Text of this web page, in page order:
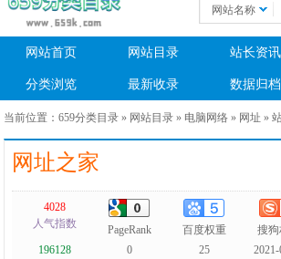
网站名称
网站首页 网站目录 站长资讯
分类浏览 最新收录 数据归档
当前位置：659分类目录 » 网站目录 » 电脑网络 » 网址 »
网址之家
4028
人气指数
PageRank 百度权重 搜
196128
0
25